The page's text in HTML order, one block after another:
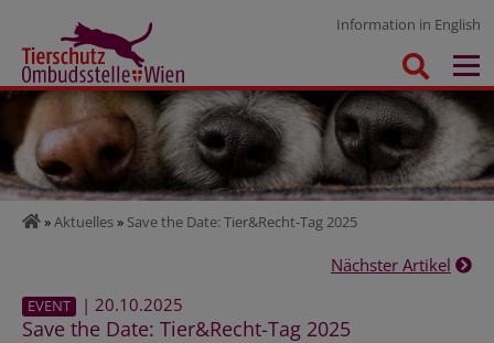
Information in English
»Aktuelles» Save the Date: Tier&Recht-Tag 2025
Nächster Artikel
EVENT | 20.10.2025
Save the Date: Tier&Recht-Tag 2025